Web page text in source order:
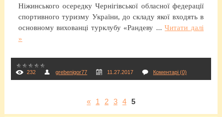
Ніжинського осередку Чернігівської обласної федерації
спортивного туризму України, до складу якої входять в
основному вихованці турклубу «Рандеву ...Читати далі
»
232 grebenigor77 11.27.2017 Коментарі (0)
« 1 2 3 4 5